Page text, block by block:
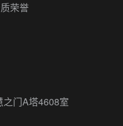
荣誉
门A塔4608室